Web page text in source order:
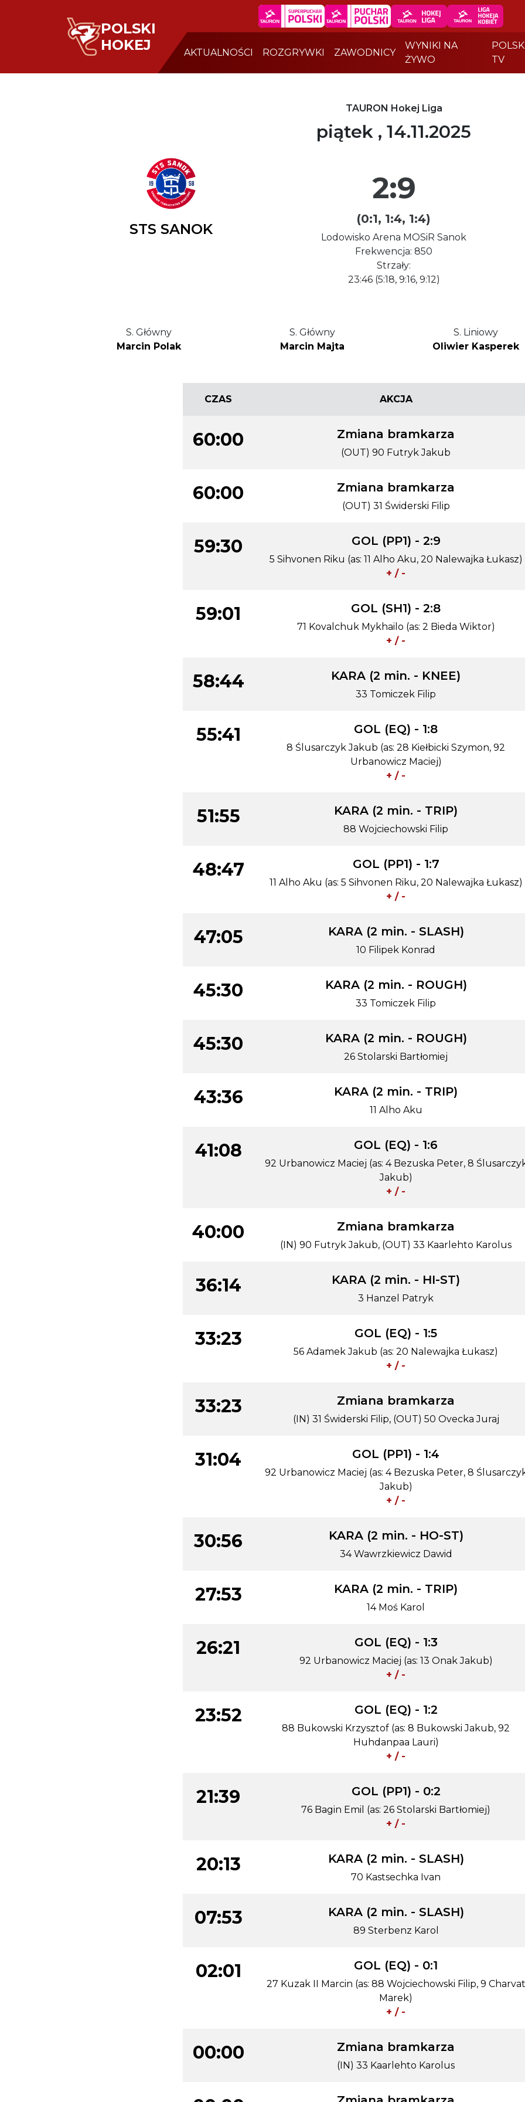
POLSKI
HOKEJ
AKTUALNOŚCI ROZGRYWKI ZAWODNICY
WYNIKI NA
ŻYWO
TV
TAURON Hokej Liga
piątek , 14.11.2025
STS SANOK
2:9
(0:1, 1:4, 1:4)
Lodowisko Arena MOSiR Sanok
Frekwencja: 850
Strzały:
23:46 (5:18, 9:16, 9:12)
S. Główny
Marcin Polak
S. Główny
Marcin Majta
S. Liniowy
Oliwier Kasperek
CZAS AKCJA
60:00 Zmiana bramkarza
(OUT) 90 Futryk Jakub
60:00 Zmiana bramkarza
(OUT) 31 Świderski Filip
59:30 GOL (PP1) - 2:9
5 Sihvonen Riku (as: 11 Alho Aku, 20 Nalewajka Łukasz)
+ / -
59:01 GOL (SH1) - 2:8
71 Kovalchuk Mykhailo (as: 2 Bieda Wiktor)
+ / -
58:44 KARA (2 min. - KNEE)
33 Tomiczek Filip
55:41 GOL (EQ) - 1:8
8 Ślusarczyk Jakub (as: 28 Kiełbicki Szymon, 92
Urbanowicz Maciej)
+ / -
51:55 KARA (2 min. - TRIP)
88 Wojciechowski Filip
48:47 GOL (PP1) - 1:7
11 Alho Aku (as: 5 Sihvonen Riku, 20 Nalewajka Łukasz)
+ / -
47:05 KARA (2 min. - SLASH)
10 Filipek Konrad
45:30 KARA (2 min. - ROUGH)
33 Tomiczek Filip
45:30 KARA (2 min. - ROUGH)
26 Stolarski Bartłomiej
43:36 KARA (2 min. - TRIP)
11 Alho Aku
41:08 GOL (EQ) - 1:6
92 Urbanowicz Maciej (as: 4 Bezuska Peter, 8
Jakub)
+ / -
40:00 Zmiana bramkarza
(IN) 90 Futryk Jakub, (OUT) 33 Kaarlehto Karolus
36:14 KARA (2 min. - HI-ST)
3 Hanzel Patryk
33:23 GOL (EQ) - 1:5
56 Adamek Jakub (as: 20 Nalewajka Łukasz)
+ / -
33:23 Zmiana bramkarza
(IN) 31 Świderski Filip, (OUT) 50 Ovecka Juraj
31:04 GOL (PP1) - 1:4
92 Urbanowicz Maciej (as: 4 Bezuska Peter, 8
Jakub)
+ / -
30:56 KARA (2 min. - HO-ST)
34 Wawrzkiewicz Dawid
27:53 KARA (2 min. - TRIP)
14 Moś Karol
26:21 GOL (EQ) - 1:3
92 Urbanowicz Maciej (as: 13 Onak Jakub)
+ / -
23:52 GOL (EQ) - 1:2
88 Bukowski Krzysztof (as: 8 Bukowski Jakub, 92
Huhdanpaa Lauri)
+ / -
21:39 GOL (PP1) - 0:2
76 Bagin Emil (as: 26 Stolarski Bartłomiej)
+ / -
20:13 KARA (2 min. - SLASH)
70 Kastsechka Ivan
07:53 KARA (2 min. - SLASH)
89 Sterbenz Karol
02:01 GOL (EQ) - 0:1
27 Kuzak II Marcin (as: 88 Wojciechowski Filip, 9 Charvat
Marek)
+ / -
00:00 Zmiana bramkarza
(IN) 33 Kaarlehto Karolus